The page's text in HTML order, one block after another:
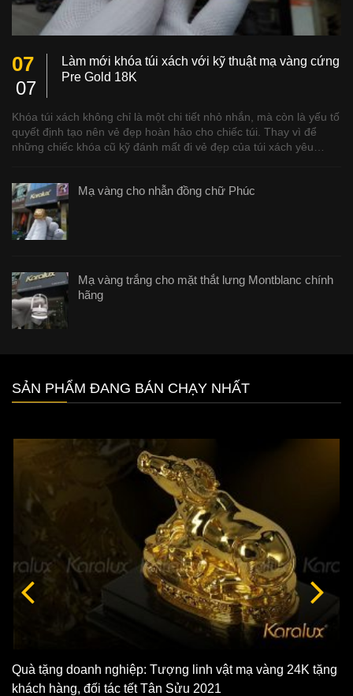
07
07
Làm mới khóa túi xách với kỹ thuật mạ vàng cứng
Pre Gold 18K
Khóa túi xách không chỉ là một chi tiết nhỏ nhắn, mà còn là yếu tố
quyết định tạo nên vẻ đẹp hoàn hảo cho chiếc túi. Thay vì để
những chiếc khóa cũ kỹ đánh mất đi vẻ đẹp của túi xách yêu…
Mạ vàng cho nhẫn đồng chữ Phúc
Mạ vàng trắng cho mặt thắt lưng Montblanc chính
hãng
SẢN PHẨM ĐANG BÁN CHẠY NHẤT
Quà tặng doanh nghiệp: Tượng linh vật mạ vàng 24K tặng
khách hàng, đối tác tết Tân Sửu 2021